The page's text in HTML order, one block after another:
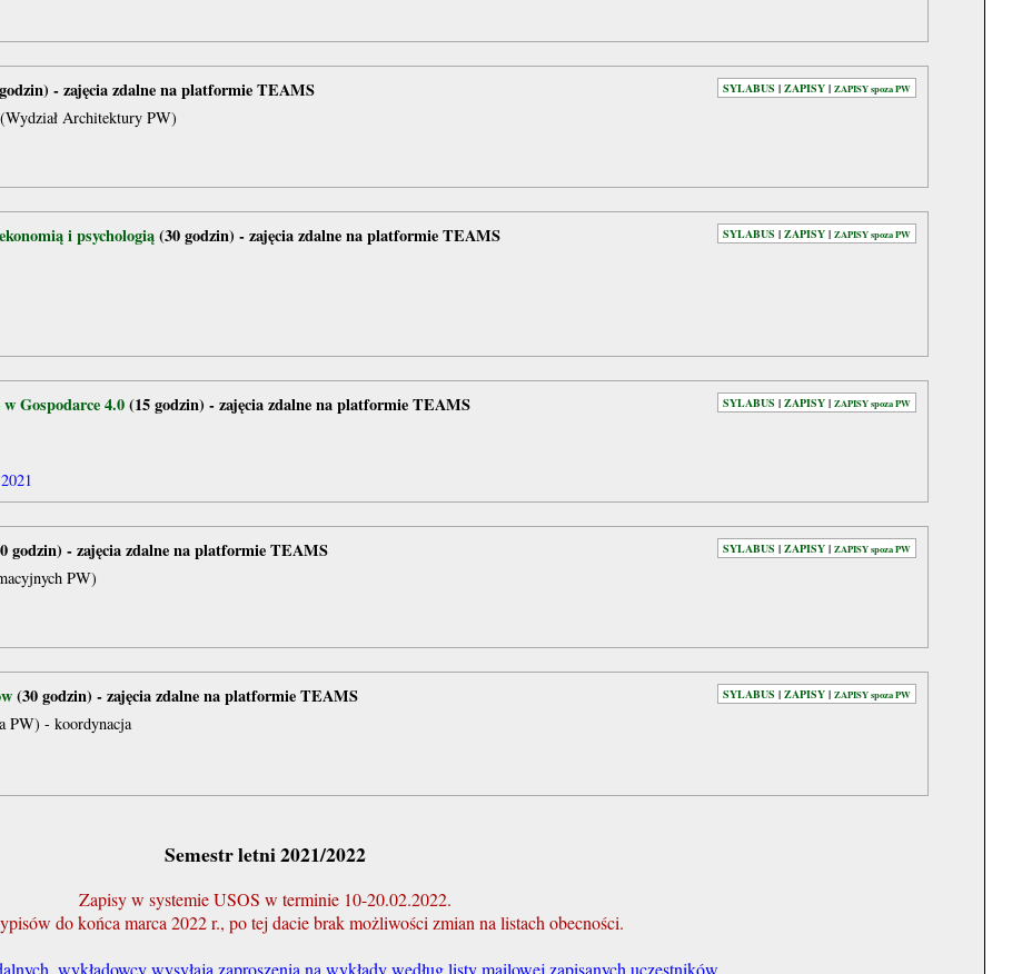
SYLABUS | ZAPISY | ZAPISY spoza PW
- zajęcia zdalne na platformie TEAMS
Architektury PW)
SYLABUS | ZAPISY | ZAPISY spoza PW
i psychologią(30 godzin) - zajęcia zdalne na platformie TEAMS
SYLABUS | ZAPISY | ZAPISY spoza PW
Gospodarce 4.0(15 godzin) - zajęcia zdalne na platformie TEAMS
SYLABUS | ZAPISY | ZAPISY spoza PW
godzin) - zajęcia zdalne na platformie TEAMS
PW)
SYLABUS | ZAPISY | ZAPISY spoza PW
(30 godzin) - zajęcia zdalne na platformie TEAMS
PW) - koordynacja
Semestr letni 2021/2022
Zapisy w systemie USOS w terminie 10-20.02.2022.
do końca marca 2022 r., po tej dacie brak możliwości zmian na listach obecności.
wykładowcy wysyłają zaproszenia na wykłady według listy mailowej zapisanych uczestników.